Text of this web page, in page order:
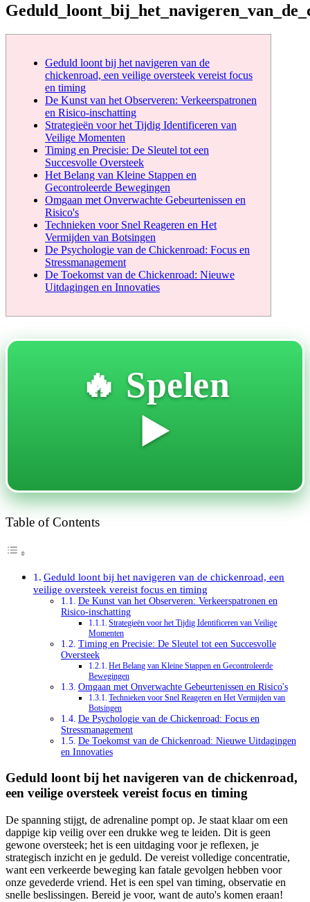
Geduld loont bij het navigeren van de
chickenroad, een veilige oversteek vereist focus
en timing
De Kunst van het Observeren: Verkeerspatronen
en Risico-inschatting
Strategieën voor het Tijdig Identificeren van
Veilige Momenten
Timing en Precisie: De Sleutel tot een
Succesvolle Oversteek
Het Belang van Kleine Stappen en
Gecontroleerde Bewegingen
Omgaan met Onverwachte Gebeurtenissen en
Risico's
Technieken voor Snel Reageren en Het
Vermijden van Botsingen
De Psychologie van de Chickenroad: Focus en
Stressmanagement
De Toekomst van de Chickenroad: Nieuwe
Uitdagingen en Innovaties
🔥 Spelen
▶️
Table of Contents
Geduld loont bij het navigeren van de chickenroad, een
veilige oversteek vereist focus en timing
De Kunst van het Observeren: Verkeerspatronen en
Risico-inschatting
Strategieën voor het Tijdig Identificeren van Veilige
Momenten
Timing en Precisie: De Sleutel tot een Succesvolle
Oversteek
Het Belang van Kleine Stappen en Gecontroleerde
Bewegingen
Omgaan met Onverwachte Gebeurtenissen en Risico's
Technieken voor Snel Reageren en Het Vermijden van
Botsingen
De Psychologie van de Chickenroad: Focus en
Stressmanagement
De Toekomst van de Chickenroad: Nieuwe Uitdagingen
en Innovaties
Geduld loont bij het navigeren van de chickenroad,
een veilige oversteek vereist focus en timing
De spanning stijgt, de adrenaline pompt op. Je staat klaar om een
dappige kip veilig over een drukke weg te leiden. Dit is geen
gewone oversteek; het is een uitdaging voor je reflexen, je
strategisch inzicht en je geduld. De vereist volledige concentratie,
want een verkeerde beweging kan fatale gevolgen hebben voor
onze gevederde vriend. Het is een spel van timing, observatie en
snelle beslissingen. Bereid je voor, want de auto's komen eraan!